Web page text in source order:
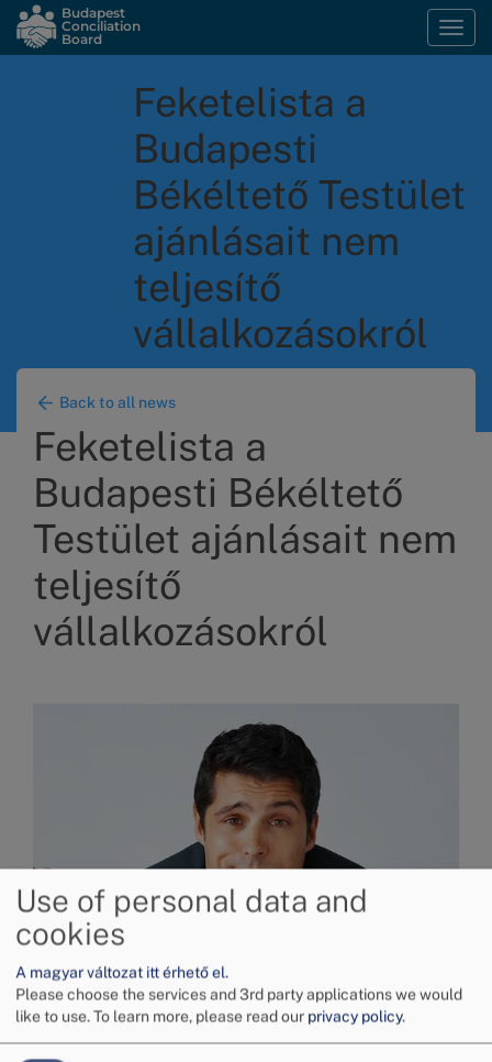
Skip
main
Budapest
Conciliation
Board
Feketelista a
Budapesti
Békéltető Testület
ajánlásait nem
teljesítő
vállalkozásokról
Back to all news
Feketelista a
Budapesti Békéltető
Testület ajánlásait nem
teljesítő
vállalkozásokról
Use of personal data and
cookies
A magyar változat itt érhető el.
Please choose the services and 3rd party applications we would
like to use.To learn more, please read our privacy policy.